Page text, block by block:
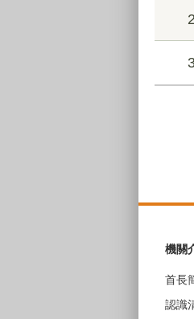
2
機關
首長
認識